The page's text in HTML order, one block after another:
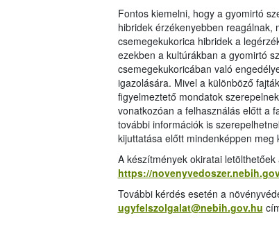
Fontos kiemelni, hogy a gyomirtó
hibridek érzékenyebben reagálnak,
csemegekukorica hibridek a
ezekben a kultúrákban a gyomirtó
csemegekukoricában való
igazolására. Mivel a különböző
figyelmeztető mondatok
vonatkozóan a felhasználás előtt a
további információk is
kijuttatása előtt mindenképpen
A készítmények okiratai
https://
További kérdés esetén a
ugyfelszolgalat@nebih.gov.hu